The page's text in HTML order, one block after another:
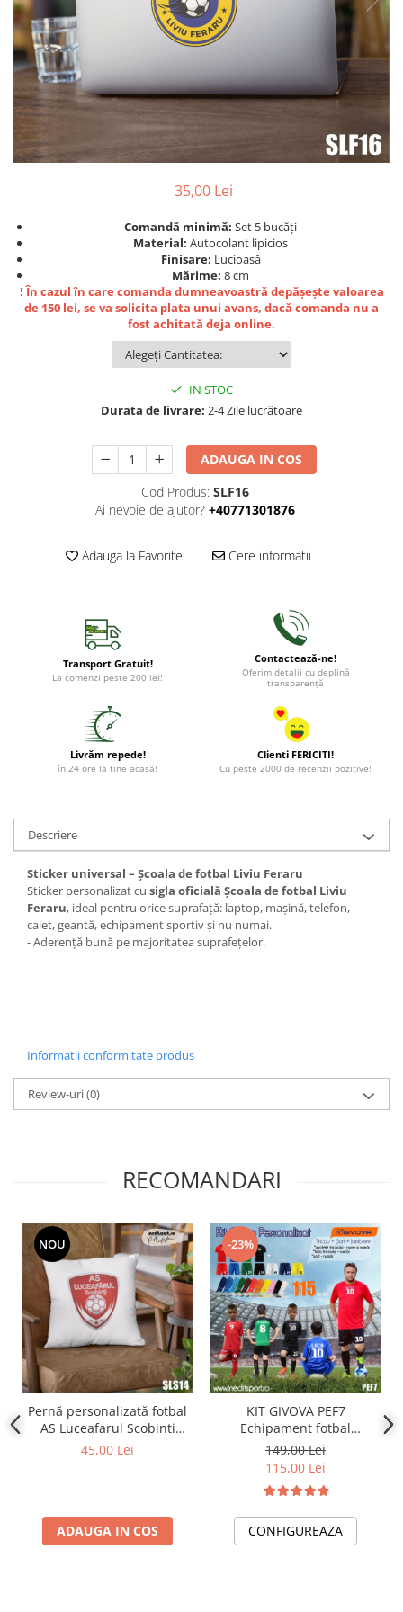
Bidoane si termosuri sportive
Sepci
Trofee
35,00 Lei
Comandă minimă: Set 5 bucăți
Material: Autocolant lipicios
Finisare: Lucioasă
Mărime: 8 cm
! În cazul în care comanda dumneavoastră depășește valoarea
de 150 lei, se va solicita plata unui avans, dacă comanda nu a
fost achitată deja online.
IN STOC
Durata de livrare: 2-4 Zile lucrătoare
ADAUGA IN COS
Cod Produs: SLF16
Ai nevoie de ajutor? +40771301876
Adauga la Favorite Cere informatii
Transport Gratuit!
La comenzi peste 200 lei!
Contactează-ne!
Oferim detalii cu deplină
transparență
Livrăm repede!
în 24 ore la tine acasă!
Clienti FERICITI!
Cu peste 2000 de recenzii pozitive!
Descriere
Sticker universal – Școala de fotbal Liviu Feraru
Sticker personalizat cu sigla oficială Școala de fotbal Liviu
Feraru, ideal pentru orice suprafață: laptop, mașină, telefon,
caiet, geantă, echipament sportiv și nu numai.
- Aderență bună pe majoritatea suprafețelor.
Informatii conformitate produs
Review-uri(0)
RECOMANDARI
NOU
Pernă personalizată fotbal
AS Luceafarul Scobinti
SLS14
45,00 Lei
ADAUGA IN COS
-23%
KIT GIVOVA PEF7
Echipament fotbal
personalizat copii si adulti.
149,00 Lei
115,00 Lei
CONFIGUREAZA